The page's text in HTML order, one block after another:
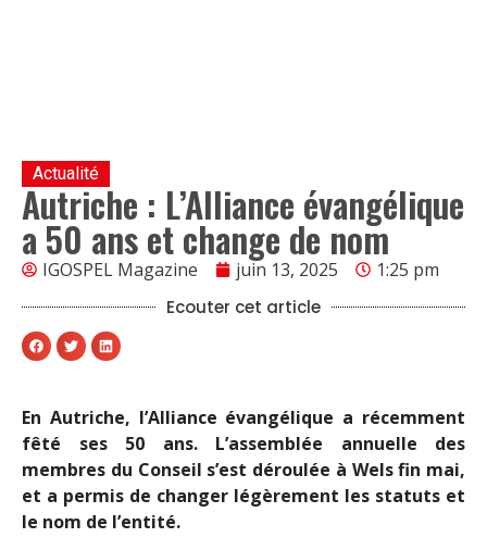
Actualité
Autriche : L’Alliance évangélique
a 50 ans et change de nom
IGOSPEL Magazine juin 13, 2025 1:25 pm
Ecouter cet article
En Autriche, l’Alliance évangélique a récemment
fêté ses 50 ans. L’assemblée annuelle des
membres du Conseil s’est déroulée à Wels fin mai,
et a permis de changer légèrement les statuts et
le nom de l’entité.